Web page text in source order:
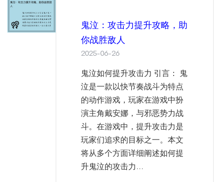
鬼泣：攻击力提升攻略，助
你战胜敌人
2025-06-26
鬼泣如何提升攻击力 引言： 鬼
泣是一款以快节奏战斗为特点
的动作游戏，玩家在游戏中扮
演主角戴安娜，与邪恶势力战
斗。在游戏中，提升攻击力是
玩家们追求的目标之一。本文
将从多个方面详细阐述如何提
升鬼泣的攻击力...